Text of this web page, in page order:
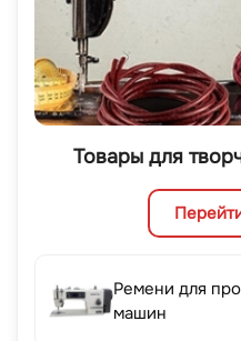
Товары для
Ремени для
машин